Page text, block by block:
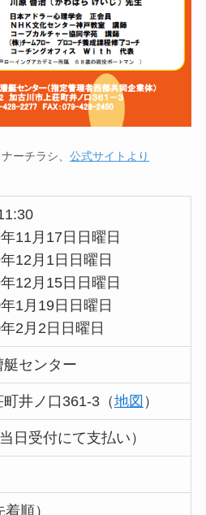
ーチラシ、 公式サイトより
11月17日日曜日
12月1日日曜日
12月15日日曜日
1月19日日曜日
2月2日日曜日
センター
井ノ口361-3（地図 ）
日受付にて支払い）
順）